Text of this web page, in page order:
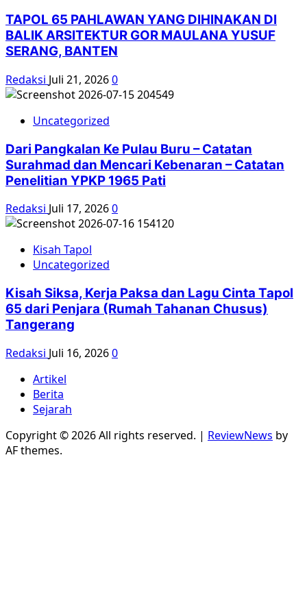
TAPOL 65 PAHLAWAN YANG DIHINAKAN DI
BALIK ARSITEKTUR GOR MAULANA YUSUF
SERANG, BANTEN
Redaksi Juli 21, 20260
Uncategorized
Dari Pangkalan Ke Pulau Buru – Catatan
Surahmad dan Mencari Kebenaran – Catatan
Penelitian YPKP 1965 Pati
Redaksi Juli 17, 20260
Kisah Tapol
Uncategorized
Kisah Siksa, Kerja Paksa dan Lagu Cinta Tapol
65 dari Penjara (Rumah Tahanan Chusus)
Tangerang
Redaksi Juli 16, 20260
Artikel
Berita
Sejarah
Copyright © 2026 All rights reserved. | ReviewNews by
AF themes.